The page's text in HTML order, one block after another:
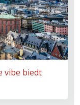
vibe biedt